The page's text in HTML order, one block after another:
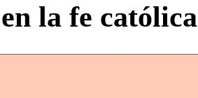
la fe católica